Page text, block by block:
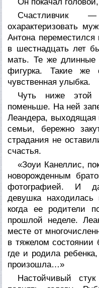
охарактеризовать
Антона
в шестнадцать лет
мать. Те же длинные
фигурка. Такие же
чувственная улыбка.
Чуть ниже этой
поменьше. На ней
Леандера,
семьи, бережно
страдания не
счастья.
«Зоуи Канеллис,
новорожденным
фотографией. И
девушка находилась
когда ее родители
прошлой неделе.
месте от
в тяжелом состоянии
где и родила
произошла…»
Настойчивый